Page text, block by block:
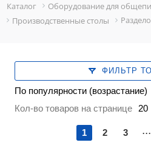
Каталог
Оборудование для
Производственные столы
ФИЛЬТР
По популярности (возрастание)
Кол-во товаров на странице
20
1 2 3 ...